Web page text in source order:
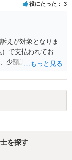
ると思います。 例
解消した2人が当日
ことも無理からぬ
ナ席であれば隣り
ットが入手困難で
くるかもしれませ
特定興行入場券に
チケット引渡し以
、本件の紛争は、
を追求した解決が
で、弁護士によっ
役にたった 3
えが対象となりま
で支払われてお
少額訴訟は使えな
まずは後払い決済
ともに）支払拒絶
場合には全面的に
。弁護士会の相談
を探す